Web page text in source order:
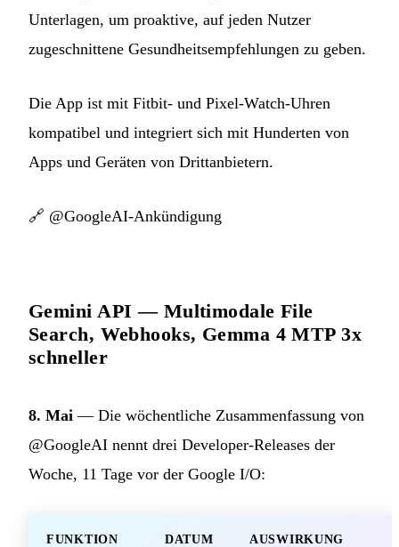
Unterlagen, um proaktive, auf jeden Nutzer
zugeschnittene Gesundheitsempfehlungen zu geben.
Die App ist mit Fitbit- und Pixel-Watch-Uhren
kompatibel und integriert sich mit Hunderten von
Apps und Geräten von Drittanbietern.
🔗 @GoogleAI-Ankündigung
Gemini API — Multimodale File
Search, Webhooks, Gemma 4 MTP 3x
schneller
8. Mai — Die wöchentliche Zusammenfassung von
@GoogleAI nennt drei Developer-Releases der
Woche, 11 Tage vor der Google I/O:
FUNKTION DATUM AUSWIRKUNG